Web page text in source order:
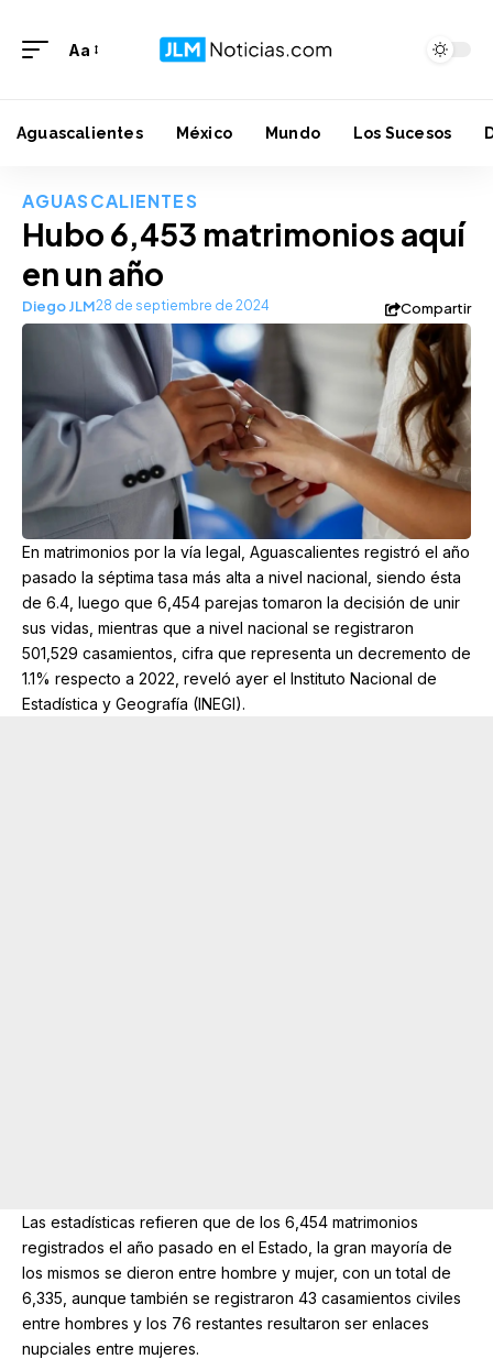
Aa
Aguascalientes México Mundo Los Sucesos
AGUASCALIENTES
Hubo 6,453 matrimonios aquí
en un año
Diego JLM28 de septiembre de 2024 Compartir
En matrimonios por la vía legal, Aguascalientes registró el año
pasado la séptima tasa más alta a nivel nacional, siendo ésta
de 6.4, luego que 6,454 parejas tomaron la decisión de unir
sus vidas, mientras que a nivel nacional se registraron
501,529 casamientos, cifra que representa un decremento de
1.1% respecto a 2022, reveló ayer el Instituto Nacional de
Estadística y Geografía (INEGI).
Las estadísticas refieren que de los 6,454 matrimonios
registrados el año pasado en el Estado, la gran mayoría de
los mismos se dieron entre hombre y mujer, con un total de
6,335, aunque también se registraron 43 casamientos civiles
entre hombres y los 76 restantes resultaron ser enlaces
nupciales entre mujeres.